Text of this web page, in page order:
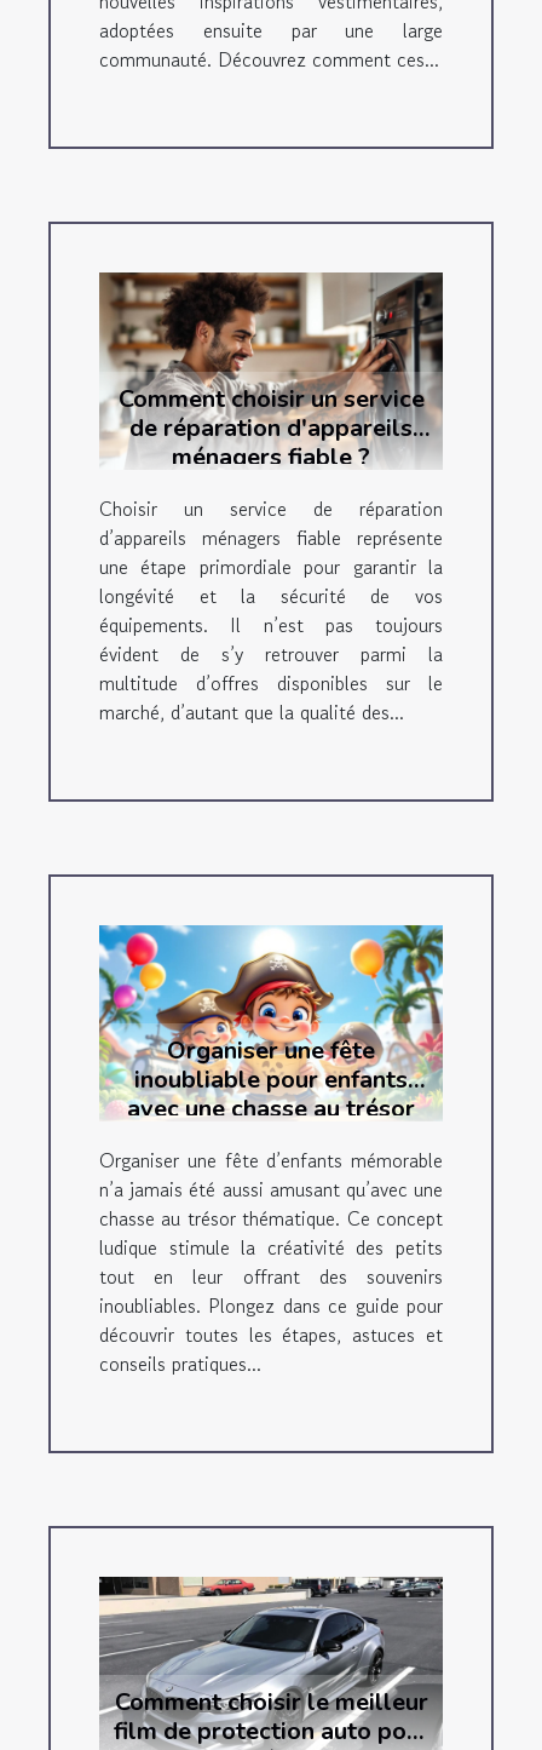
adoptées ensuite par une large
communauté. Découvrez comment ces...
Comment choisir un service
de réparation d'appareils
ménagers fiable ?
Choisir un service de réparation
d’appareils ménagers fiable représente
une étape primordiale pour garantir la
longévité et la sécurité de vos
équipements. Il n’est pas toujours
évident de s’y retrouver parmi la
multitude d’offres disponibles sur le
marché, d’autant que la qualité des...
Organiser une fête
inoubliable pour enfants
avec une chasse au trésor
Organiser une fête d’enfants mémorable
n’a jamais été aussi amusant qu’avec une
chasse au trésor thématique. Ce concept
ludique stimule la créativité des petits
tout en leur offrant des souvenirs
inoubliables. Plongez dans ce guide pour
découvrir toutes les étapes, astuces et
conseils pratiques...
Comment choisir le meilleur
film de protection auto pour